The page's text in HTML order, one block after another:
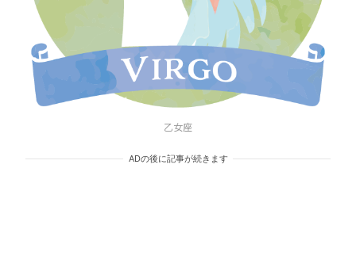
乙女座
ADの後に記事が続きます